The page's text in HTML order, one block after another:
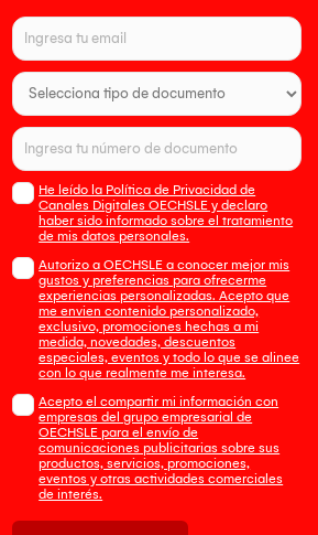
He leído la Política de Privacidad de
Canales Digitales OECHSLE y declaro
haber sido informado sobre el tratamiento
de mis datos personales.
Autorizo a OECHSLE a conocer mejor mis
gustos y preferencias para ofrecerme
experiencias personalizadas. Acepto que
me envien contenido personalizado,
exclusivo, promociones hechas a mi
medida, novedades, descuentos
especiales, eventos y todo lo que se alinee
con lo que realmente me interesa.
Acepto el compartir mi información con
empresas del grupo empresarial de
OECHSLE para el envío de
comunicaciones publicitarias sobre sus
productos, servicios, promociones,
eventos y otras actividades comerciales
de interés.